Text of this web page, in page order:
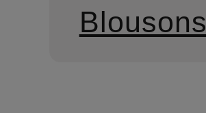
Blousons